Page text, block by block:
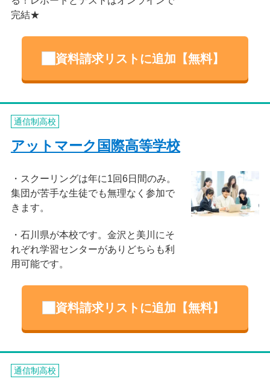
完結★
資料請求リストに追加【無料】
通信制高校
アットマーク国際高等学校
スクーリングは年に1回6日間のみ。
集団が苦手な生徒でも無理なく参加で
きます。
石川県が本校です。金沢と美川にそ
れぞれ学習センターがありどちらも利
用可能です。
資料請求リストに追加【無料】
通信制高校